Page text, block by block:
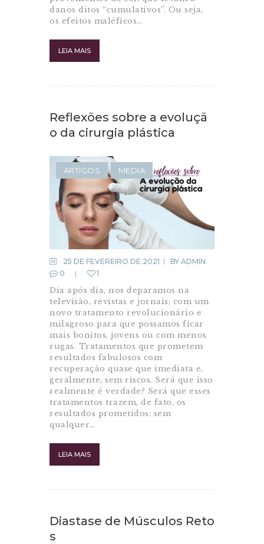
danos ditos “cumulativos”. Ou seja,
os efeitos maléficos…
LEIA MAIS
Reflexões sobre a evoluçã
o da cirurgia plástica
ARTIGOS MEDIA
25 DE FEVEREIRO DE 2021 BY ADMIN
0
1
Dia após dia, nos deparamos na
televisão, revistas e jornais; com um
novo tratamento revolucionário e
milagroso para que possamos ficar
mais bonitos, jovens ou com menos
rugas. Tratamentos que prometem
resultados fabulosos com
recuperação quase que imediata e,
geralmente, sem riscos. Será que isso
realmente é verdade? Será que esses
tratamentos trazem, de fato, os
resultados prometidos; sem
qualquer…
LEIA MAIS
Diastase de Músculos Reto
s